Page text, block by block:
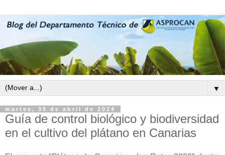
▼
martes, 30 de abril de 2024
Guía de control biológico y biodiversidad
en el cultivo del plátano en Canarias